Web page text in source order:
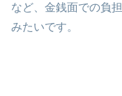
など、金銭面での負
みたいです。